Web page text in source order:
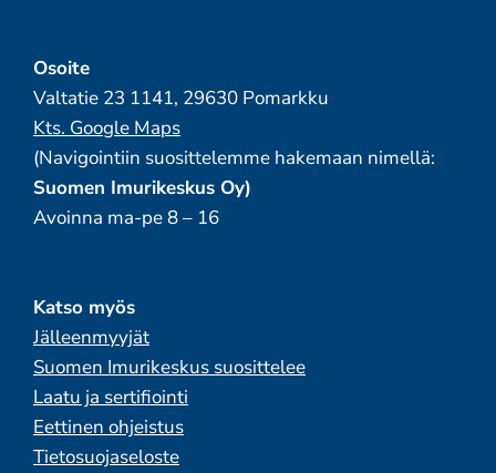
Osoite
Valtatie 23 1141, 29630 Pomarkku
Kts. Google Maps
(Navigointiin suosittelemme hakemaan nimellä:
Suomen Imurikeskus Oy)
Avoinna ma-pe 8 – 16
Katso myös
Jälleenmyyjät
Suomen Imurikeskus suosittelee
Laatu ja sertifiointi
Eettinen ohjeistus
Tietosuojaseloste